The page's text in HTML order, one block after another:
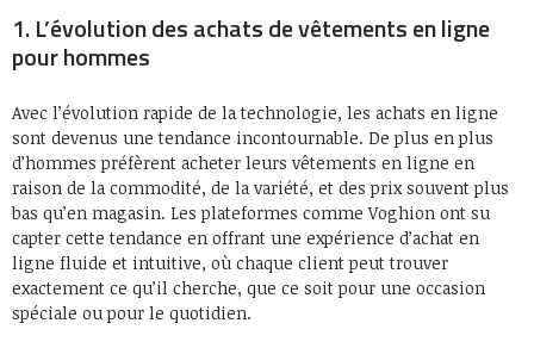
1. L’évolution des achats de vêtements en ligne
pour hommes
Avec l’évolution rapide de la technologie, les achats en ligne
sont devenus une tendance incontournable. De plus en plus
d’hommes préfèrent acheter leurs vêtements en ligne en
raison de la commodité, de la variété, et des prix souvent plus
bas qu’en magasin. Les plateformes comme Voghion ont su
capter cette tendance en offrant une expérience d’achat en
ligne fluide et intuitive, où chaque client peut trouver
exactement ce qu’il cherche, que ce soit pour une occasion
spéciale ou pour le quotidien.